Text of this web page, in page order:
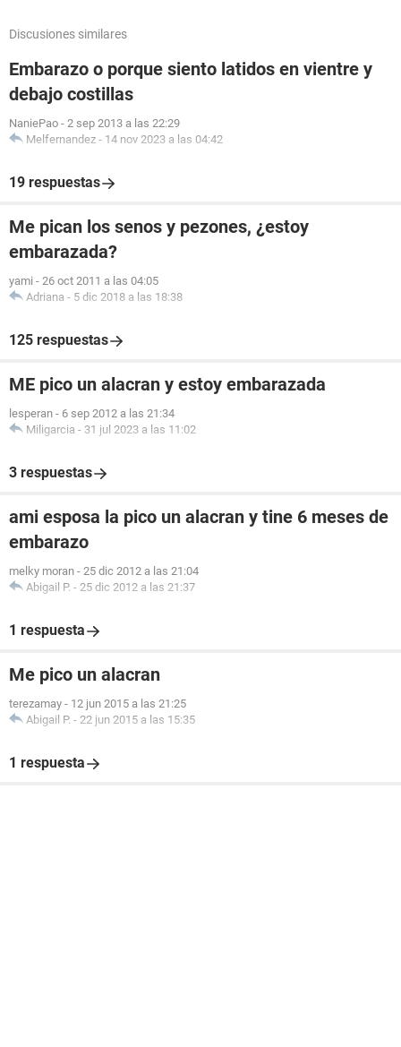
Discusiones similares
Embarazo o porque siento latidos en vientre y
debajo costillas
NaniePao - 2 sep 2013 a las 22:29
Melfernandez - 14 nov 2023 a las 04:42
19 respuestas
Me pican los senos y pezones, ¿estoy
embarazada?
yami - 26 oct 2011 a las 04:05
Adriana - 5 dic 2018 a las 18:38
125 respuestas
ME pico un alacran y estoy embarazada
lesperan - 6 sep 2012 a las 21:34
Miligarcia - 31 jul 2023 a las 11:02
3 respuestas
ami esposa la pico un alacran y tine 6 meses de
embarazo
melky moran - 25 dic 2012 a las 21:04
Abigail P. - 25 dic 2012 a las 21:37
1 respuesta
Me pico un alacran
terezamay - 12 jun 2015 a las 21:25
Abigail P. - 22 jun 2015 a las 15:35
1 respuesta